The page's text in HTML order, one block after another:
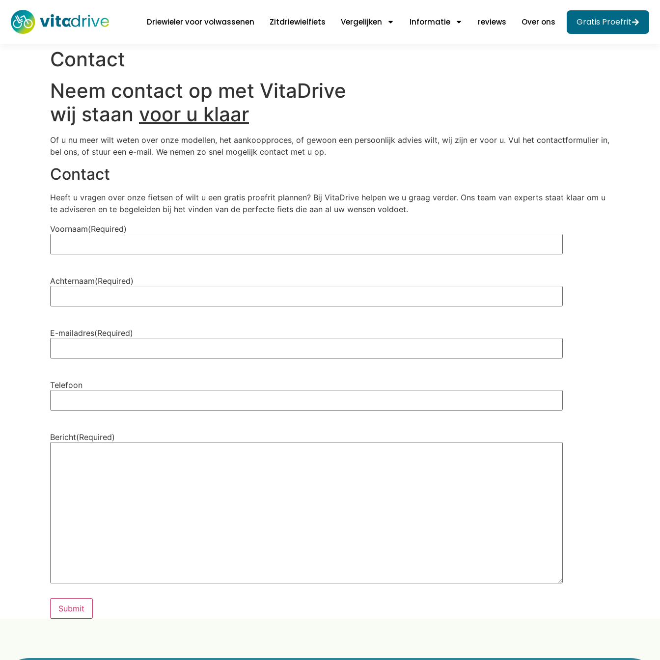
Driewieler voor volwassenen Zitdriewielfiets Vergelijken Informatie reviews Over ons Gratis Proefrit
Contact
Neem contact op met VitaDrive
wij staan voor u klaar
Of u nu meer wilt weten over onze modellen, het aankoopproces, of gewoon een persoonlijk advies wilt, wij zijn er voor u. Vul het contactformulier in,
bel ons, of stuur een e-mail. We nemen zo snel mogelijk contact met u op.
Contact
Heeft u vragen over onze fietsen of wilt u een gratis proefrit plannen? Bij VitaDrive helpen we u graag verder. Ons team van experts staat klaar om u
te adviseren en te begeleiden bij het vinden van de perfecte fiets die aan al uw wensen voldoet.
Voornaam(Required)
Achternaam(Required)
E-mailadres(Required)
Telefoon
Bericht(Required)